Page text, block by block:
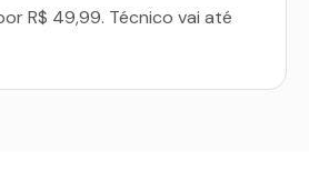
R$ 49,99. Técnico vai até